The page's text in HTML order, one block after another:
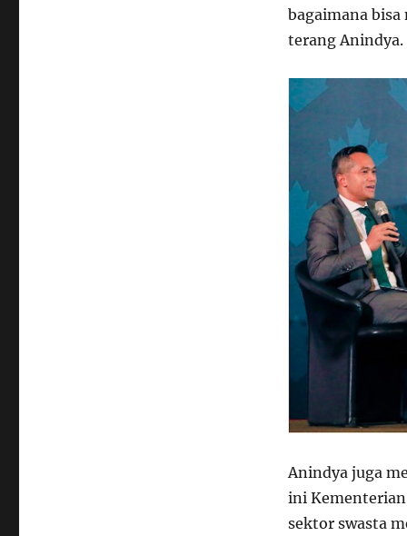
bagaimana
terang Anindya.
Anindya juga
ini Kementerian
sektor swasta